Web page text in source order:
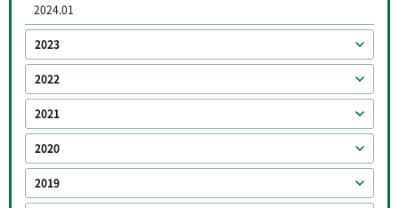
2024.01
2023
2022
2021
2020
2019